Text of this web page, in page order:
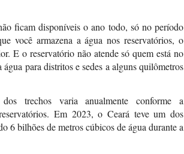
ficam disponíveis o ano todo, só no período
você armazena a água nos reservatórios, o
E o reservatório não atende só quem está no
para distritos e sedes a alguns quilômetros
trechos varia anualmente conforme a
Em 2023, o Ceará teve um dos
6 bilhões de metros cúbicos de água durante a